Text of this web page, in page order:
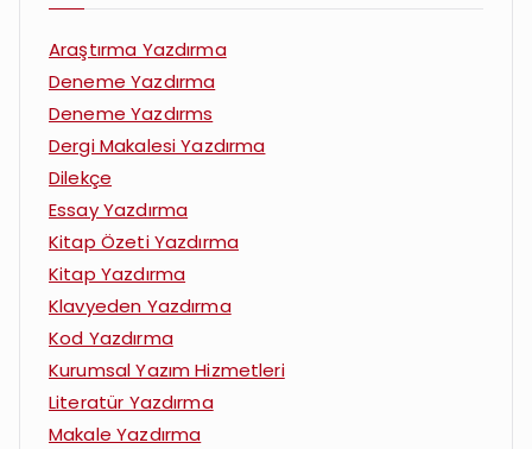
Araştırma Yazdırma
Deneme Yazdırma
Deneme Yazdırms
Dergi Makalesi Yazdırma
Dilekçe
Essay Yazdırma
Kitap Özeti Yazdırma
Kitap Yazdırma
Klavyeden Yazdırma
Kod Yazdırma
Kurumsal Yazım Hizmetleri
Literatür Yazdırma
Makale Yazdırma